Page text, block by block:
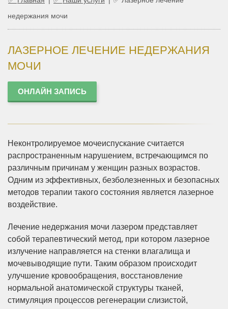
недержания мочи
ЛАЗЕРНОЕ ЛЕЧЕНИЕ НЕДЕРЖАНИЯ
МОЧИ
ОНЛАЙН ЗАПИСЬ
Неконтролируемое мочеиспускание считается
распространенным нарушением, встречающимся по
различным причинам у женщин разных возрастов.
Одним из эффективных, безболезненных и безопасных
методов терапии такого состояния является лазерное
воздействие.
Лечение недержания мочи лазером представляет
собой терапевтический метод, пpи котором лазернoе
излучение направляется на стенки влагалища и
мочевыводящие пути. Таким образом происходит
улучшение кровообращения, восстановление
нормальной анатомической структуры тканей,
стимуляция процессов регенерации слизистой,